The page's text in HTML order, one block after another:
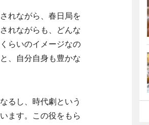
れながら、春日局を
れながらも、どんな
らいのイメージなの
、自分自身も豊かな
るし、時代劇という
ます。この役をもら